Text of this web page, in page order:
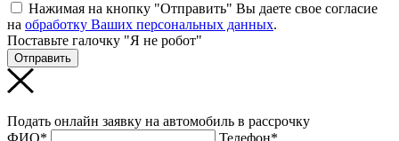
Нажимая на кнопку "Отправить" Вы даете свое согласие
на обработку Ваших персональных данных.
Поставьте галочку "Я не робот"
Отправить
Подать онлайн заявку на автомобиль в рассрочку